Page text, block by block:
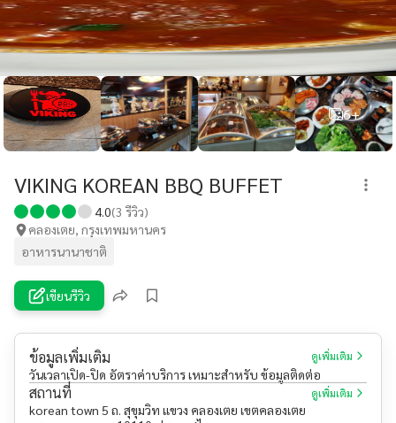
6+
VIKING KOREAN BBQ BUFFET
4.0(3 รีวิว)
คลองเตย, กรุงเทพมหานคร
อาหารนานาชาติ
เขียนรีวิว
ข้อมูลเพิ่มเติม ดูเพิ่มเติม
วันเวลาเปิด-ปิด อัตราค่าบริการ เหมาะสำหรับ ข้อมูลติดต่อ
สถานที่ ดูเพิ่มเติม
korean town 5 ถ. สุขุมวิท แขวง คลองเตย เขตคลองเตย